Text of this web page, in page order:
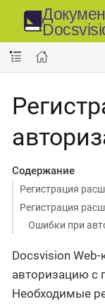
Содержание
Регистрация
Регистрация
Ошибки при
Docsvision
авторизацию с
Необходимые